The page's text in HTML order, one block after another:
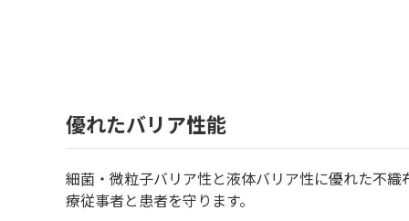
優れたバリア性能
細菌・微粒子バリア性と液体バリア性に優れた不
療従事者と患者を守ります。